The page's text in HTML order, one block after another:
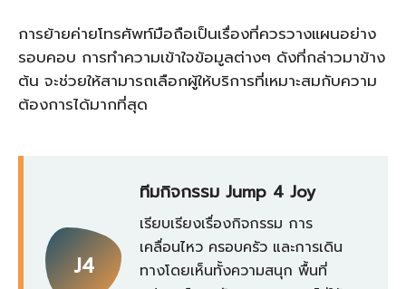
การย้ายค่ายโทรศัพท์มือถือเป็นเรื่องที่ควรวางแผนอย่าง
รอบคอบ การทำความเข้าใจข้อมูลต่างๆ ดังที่กล่าวมาข้าง
ต้น จะช่วยให้สามารถเลือกผู้ให้บริการที่เหมาะสมกับความ
ต้องการได้มากที่สุด
J4
ทีมกิจกรรม Jump 4 Joy
เรียบเรียงเรื่องกิจกรรม การ
เคลื่อนไหว ครอบครัว และการเดิน
ทางโดยเห็นทั้งความสนุก พื้นที่